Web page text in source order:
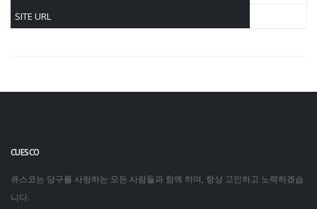
SITE URL
CUESCO
큐스코는 당구를 사랑하는 모든 사람들과 함께 하며, 항상 고민하고 노력하겠습
니다.